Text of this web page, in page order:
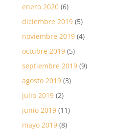
enero 2020(6)
diciembre 2019(5)
noviembre 2019(4)
octubre 2019(5)
septiembre 2019(9)
agosto 2019(3)
julio 2019(2)
junio 2019(11)
mayo 2019(8)